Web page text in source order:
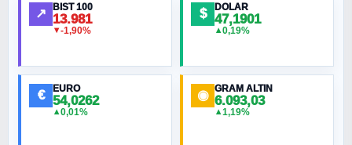
↗ BIST 100
13.981
▼-1,90%
$ DOLAR
47,1901
▲0,19%
€ EURO
54,0262
▲0,01%
◉ GRAM ALTIN
6.093,03
▲1,19%